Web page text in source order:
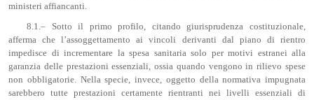
ministeri affiancanti.
8.1.– Sotto il primo profilo, citando giurisprudenza costituzionale,
afferma che l’assoggettamento ai vincoli derivanti dal piano di rientro
impedisce di incrementare la spesa sanitaria solo per motivi estranei alla
garanzia delle prestazioni essenziali, ossia quando vengono in rilievo spese
non obbligatorie. Nella specie, invece, oggetto della normativa impugnata
sarebbero tutte prestazioni certamente rientranti nei livelli essenziali di